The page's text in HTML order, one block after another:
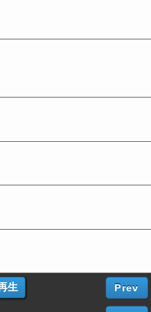
Prev